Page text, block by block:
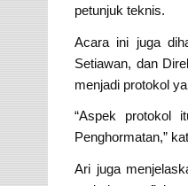
petunjuk teknis.
Acara ini juga
Setiawan, dan
menjadi protokol
“Aspek protokol
Penghormatan,”
Ari juga